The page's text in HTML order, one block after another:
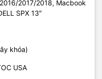
2017/2018, Macbook
SPX 13″
khóa)
USA